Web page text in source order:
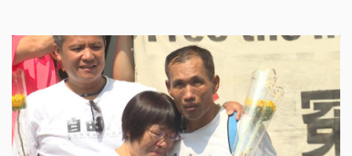
期徒刑。 冤獄平反協會執行長羅士翔表示，「（林
金貴）非常低落，幾位曾經也經歷